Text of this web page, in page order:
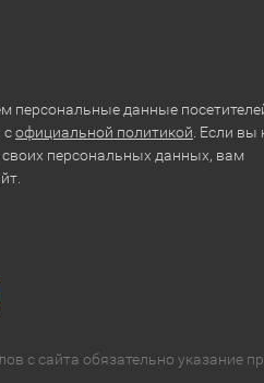
персональные данные
софициальной политикой . Если вы
своих персональных данных, вам
с сайта обязательно указание